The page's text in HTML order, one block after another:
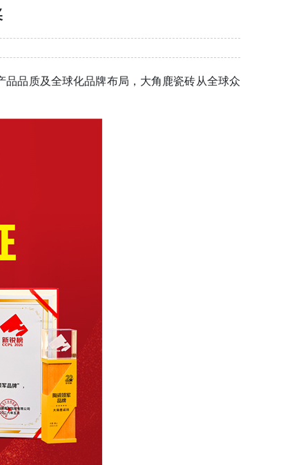
品质及全球化品牌布局，大角鹿瓷砖从全球众